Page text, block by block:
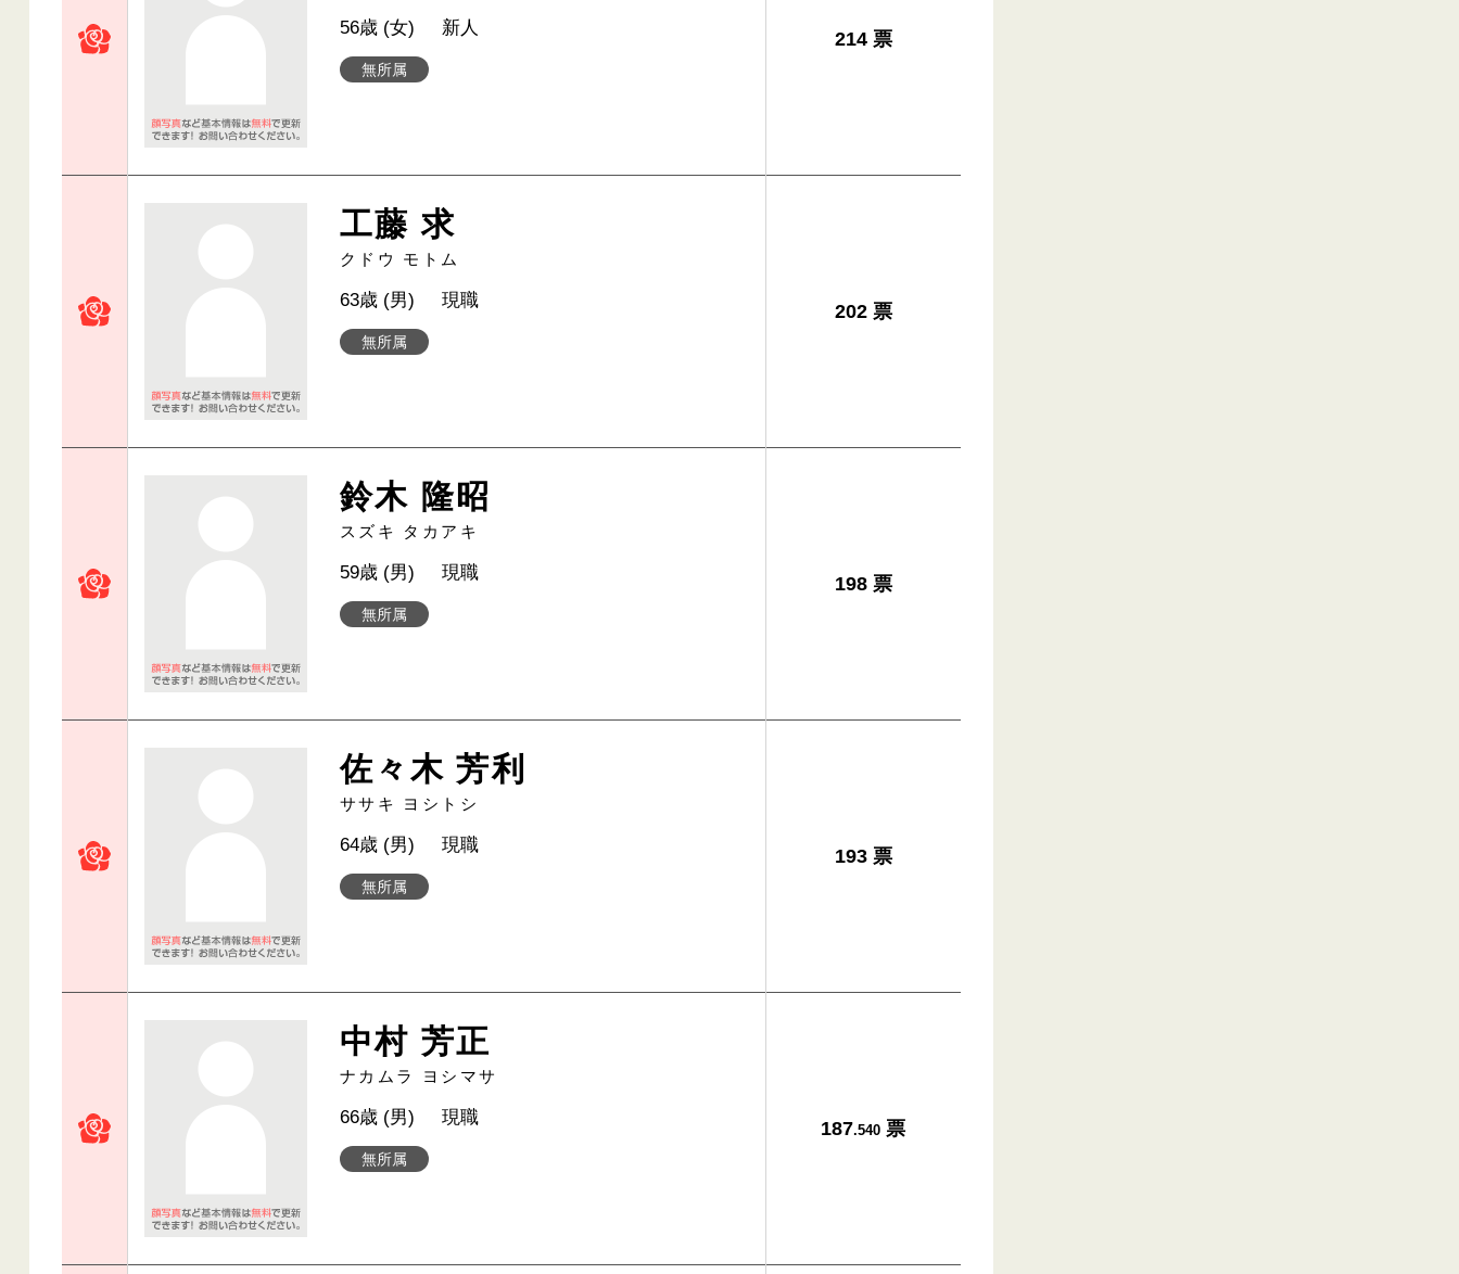
無所属
56歳 (女) 新人
214 票
工藤 求
クドウ モトム
無所属
63歳 (男) 現職
202 票
鈴木 隆昭
スズキ タカアキ
無所属
59歳 (男) 現職
198 票
佐々木 芳利
ササキ ヨシトシ
無所属
64歳 (男) 現職
193 票
中村 芳正
ナカムラ ヨシマサ
無所属
66歳 (男) 現職
187.540 票